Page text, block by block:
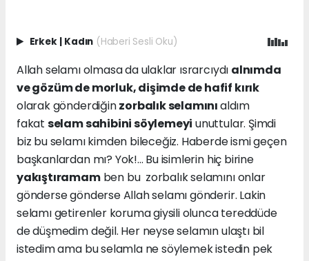
Erkek | Kadın (Haberi Sesli Oku)
Allah selamı olmasa da ulaklar ısrarcıydı alnımda
ve gözüm de morluk, dişimde de hafif kırık
olarak gönderdiğinzorbalık selamınıaldım
fakat selam sahibini söylemeyi unuttular. Şimdi
biz bu selamı kimden bileceğiz. Haberde ismi geçen
başkanlardan mı? Yok!... Bu isimlerin hiç birine
yakıştıramamben bu zorbalık selamını onlar
gönderse gönderse Allah selamı gönderir. Lakin
selamı getirenler koruma giysili olunca tereddüde
de düşmedim değil. Her neyse selamın ulaştı bil
istedim ama bu selamla ne söylemek istedin pek